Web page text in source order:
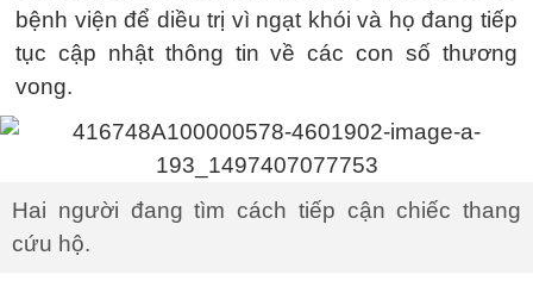
bệnh viện để diều trị vì ngạt khói và họ đang tiếp
tục cập nhật thông tin về các con số thương
vong.
Hai người đang tìm cách tiếp cận chiếc thang
cứu hộ.